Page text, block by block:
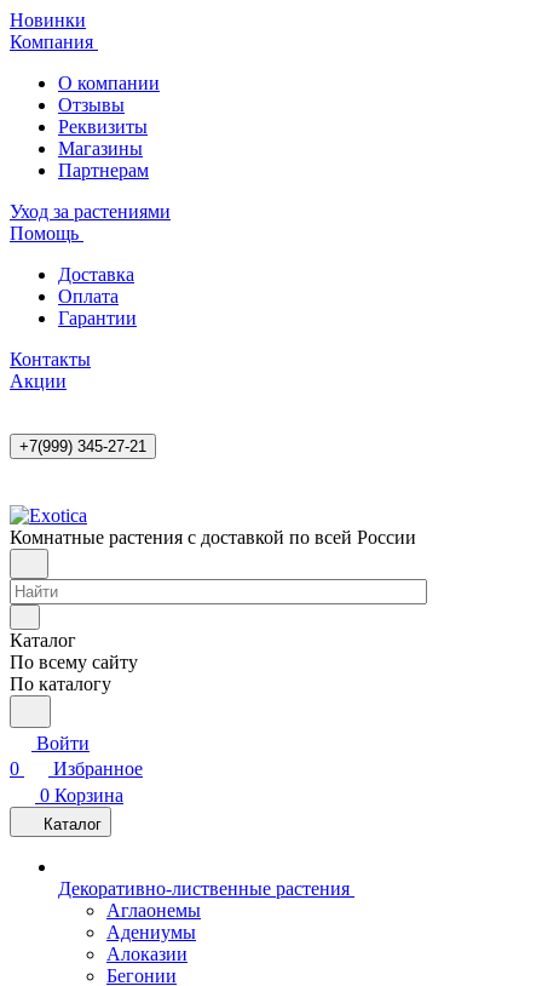
Новинки
Компания
О компании
Отзывы
Реквизиты
Магазины
Партнерам
Уход за растениями
Помощь
Доставка
Оплата
Гарантии
Контакты
Акции
+7(999) 345-27-21
Комнатные растения с доставкой по всей России
Каталог
По всему сайту
По каталогу
Войти
0
Избранное
0 Корзина
Каталог
Декоративно-лиственные растения
Аглаонемы
Адениумы
Алоказии
Бегонии